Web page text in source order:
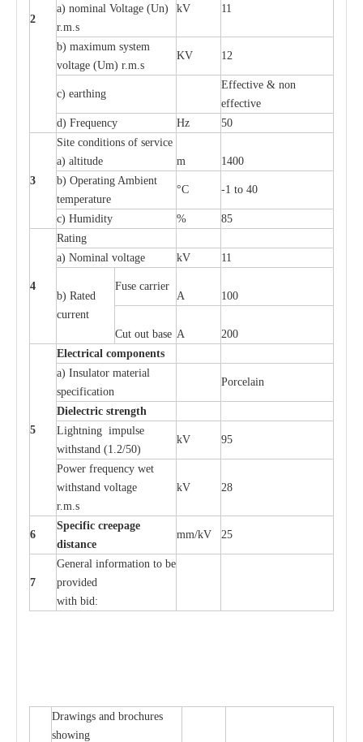
2
a) nominal Voltage (Un)
r.m.s
kV 11
b) maximum system
voltage (Um) r.m.s
KV 12
c) earthing
Effective & non
effective
d) Frequency Hz 50
3
Site conditions of service
a) altitude m
1400
b) Operating Ambient
temperature
°C -1 to 40
c) Humidity % 85
4
Rating
a) Nominal voltage kV 11
b) Rated
current
Fuse carrier
A
100
Cut out base A 200
5
Electrical components
a) Insulator material
specification
Porcelain
Dielectric strength
Lightning impulse
withstand (1.2/50)
kV 95
Power frequency wet
withstand voltage
r.m.s
kV 28
6
Specific creepage
distance
mm/kV 25
7
General information to be
provided
with bid:
Drawings and brochures
showing